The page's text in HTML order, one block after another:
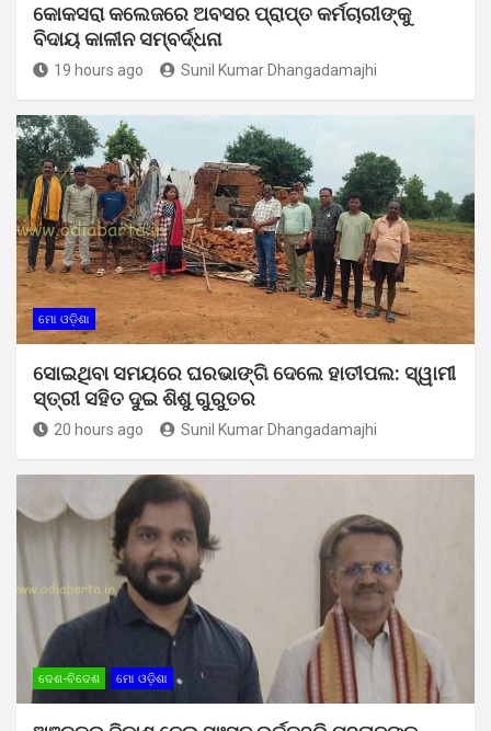
କୋକସରା କଲେଜରେ ଅବସର ପ୍ରାପ୍ତ କର୍ମଚାରୀଙ୍କୁ
ବିଦାୟ କାଳୀନ ସମ୍ବର୍ଦ୍ଧନା
19 hours ago Sunil Kumar Dhangadamajhi
ମୋ ଓଡ଼ିଶା
ସୋଇଥିବା ସମୟରେ ଘରଭାଙ୍ଗି ଦେଲେ ହାତୀପଲ: ସ୍ୱାମୀ
ସ୍ତ୍ରୀ ସହିତ ଦୁଇ ଶିଶୁ ଗୁରୁତର
20 hours ago Sunil Kumar Dhangadamajhi
ଦେଶ-ବିଦେଶ ମୋ ଓଡ଼ିଶା